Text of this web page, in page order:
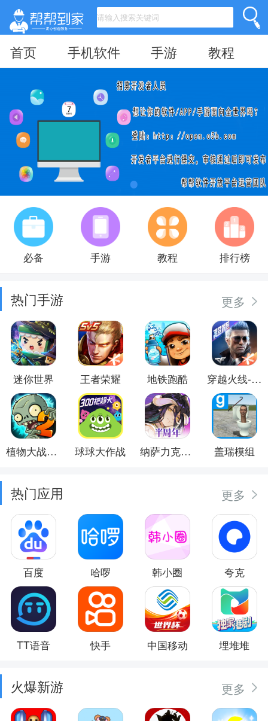
首页 手机软件 手游 教程
必备 手游 教程 排行榜
热门手游 更多
迷你世界 王者荣耀 地铁跑酷 穿越火线-枪战王者
植物大战僵尸2 球球大作战 纳萨力克之王 盖瑞模组
热门应用 更多
百度 哈啰 韩小圈 夸克
TT语音 快手 中国移动 埋堆堆
火爆新游 更多